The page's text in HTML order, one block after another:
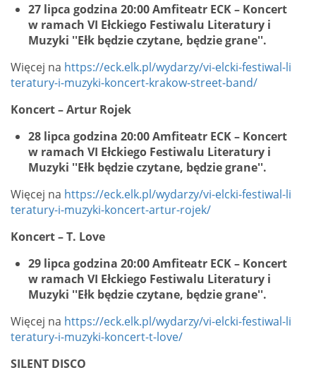
27 lipca godzina 20:00 Amfiteatr ECK – Koncert
w ramach VI Ełckiego Festiwalu Literatury i
Muzyki ''Ełk będzie czytane, będzie grane''.
Więcej na https://eck.elk.pl/wydarzy/vi-elcki-festiwal-li
teratury-i-muzyki-koncert-krakow-street-band/
Koncert – Artur Rojek
28 lipca godzina 20:00 Amfiteatr ECK – Koncert
w ramach VI Ełckiego Festiwalu Literatury i
Muzyki ''Ełk będzie czytane, będzie grane''.
Więcej na https://eck.elk.pl/wydarzy/vi-elcki-festiwal-li
teratury-i-muzyki-koncert-artur-rojek/
Koncert – T. Love
29 lipca godzina 20:00 Amfiteatr ECK – Koncert
w ramach VI Ełckiego Festiwalu Literatury i
Muzyki ''Ełk będzie czytane, będzie grane''.
Więcej na https://eck.elk.pl/wydarzy/vi-elcki-festiwal-li
teratury-i-muzyki-koncert-t-love/
SILENT DISCO